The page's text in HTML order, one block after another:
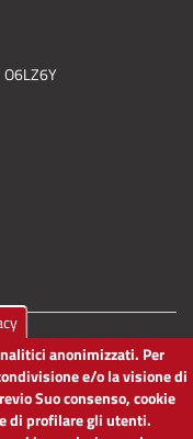
O6LZ6Y
anonimizzati. Per
e/o la visione di
Suo consenso, cookie
di profilare gli utenti.